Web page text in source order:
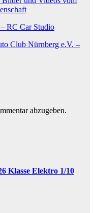
RC Car Studio
Club Nürnberg e.V. –
abzugeben.
Klasse Elektro 1/10